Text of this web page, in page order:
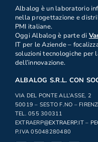
Albalog è un laboratorio
nella progettazione e
PMI italiane.
Oggi Albalog è parte di
IT per le Aziende –
soluzioni tecnologiche per
dell’innovazione.
ALBALOG S.R.L. CON
VIA DEL PONTE ALL’ASSE, 2
50019 – SESTO F.NO –
TEL. 055 300311
EXTRAERP@EXTRAERP.IT–
P.IVA 05048280480